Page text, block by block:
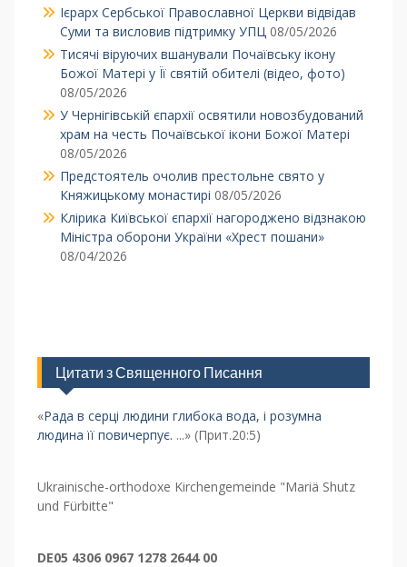
Ієрарх Сербської Православної Церкви відвідав
Суми та висловив підтримку УПЦ 08/05/2026
Тисячі віруючих вшанували Почаївську ікону
Божої Матері у Її святій обителі (відео, фото)
08/05/2026
У Чернігівській єпархії освятили новозбудований
храм на честь Почаївської ікони Божої Матері
08/05/2026
Предстоятель очолив престольне свято у
Княжицькому монастирі 08/05/2026
Клірика Київської єпархії нагороджено відзнакою
Міністра оборони України «Хрест пошани»
08/04/2026
Цитати з Священного Писання
«Рада в серці людини глибока вода, і розумна
людина її повичерпує. ...» (Прит.20:5)
Ukrainische-orthodoxe Kirchengemeinde "Mariä Shutz
und Fürbitte"
DE05 4306 0967 1278 2644 00